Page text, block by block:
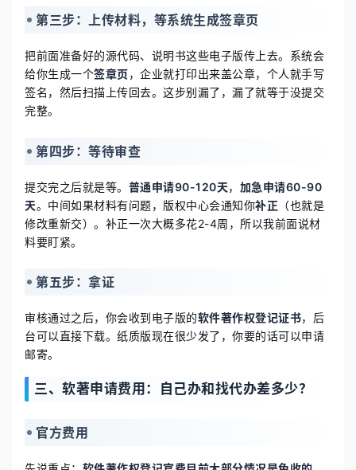
第三步：上传材料，等系统生成签章页
把前面准备好的源代码、说明书这些电子版传上去。系统会
给你生成一个签章页，企业就打印出来盖公章，个人就手写
签名，然后扫描上传回去。这步别漏了，漏了就等于没提交
完整。
第四步：等待审查
提交完之后就是等。 普通申请90-120天， 加急申请60-90
天。中间如果材料有问题，版权中心会通知你补正 （也就是
修改重新交）。补正一次大概多花2-4周，所以我前面说材
料要盯紧。
第五步：拿证
审核通过之后，你会收到电子版的软件著作权登记证书，后
台可以直接下载。纸质版现在很少发了，你要的话可以申请
邮寄。
三、软著申请费用：自己办和找代办差多少？
官方费用